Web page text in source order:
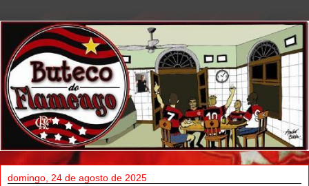
domingo, 24 de agosto de 2025